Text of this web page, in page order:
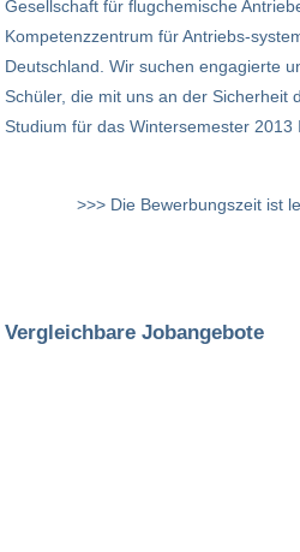
Gesellschaft für flugchemische
Kompetenzzentrum für Antriebs-
Deutschland. Wir suchen engagierte
Schüler, die mit uns an der Sicherheit
Studium für das Wintersemester 2013
>>> Die Bewerbungszeit ist
Vergleichbare Jobangebote